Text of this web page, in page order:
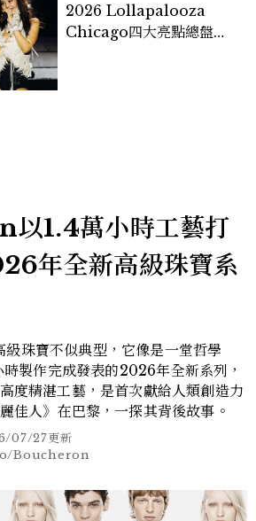
2026 Lollapalooza
Chicago四大亮點總盤
1.4萬小時工藝打
年全新高級珠寶系
珠寶不似典型，它像是一堂哲學
製作完成發表的2026年全新系列，
度精湛工藝，是首次獻給人類創造力
佳人》在巴黎，一探其背後故事。
07/27更新
Boucheron